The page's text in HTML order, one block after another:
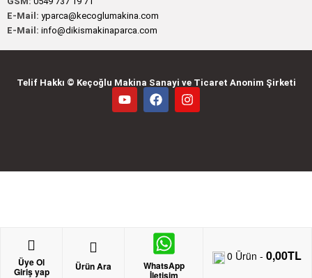
E-Mail: yparca@kecoglumakina.com
E-Mail: info@dikismakinaparca.com
Telif Hakkı © Keçoğlu Makina Sanayi ve Ticaret Anonim Şirketi
Üye Ol
Giriş yap Ürün Ara WhatsApp
İletişim
0 Ürün -0,00TL